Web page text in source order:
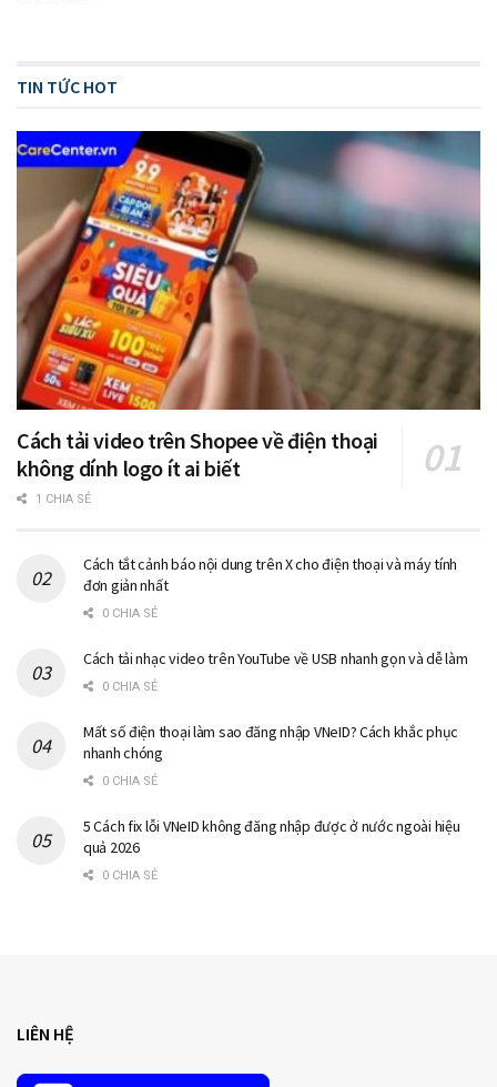
TIN TỨC HOT
Cách tải video trên Shopee về điện thoại
không dính logo ít ai biết
1 CHIA SẺ
Cách tắt cảnh báo nội dung trên X cho điện thoại và máy tính
đơn giản nhất
0 CHIA SẺ
Cách tải nhạc video trên YouTube về USB nhanh gọn và dễ làm
0 CHIA SẺ
Mất số điện thoại làm sao đăng nhập VNeID? Cách khắc phục
nhanh chóng
0 CHIA SẺ
5 Cách fix lỗi VNeID không đăng nhập được ở nước ngoài hiệu
quả 2026
0 CHIA SẺ
LIÊN HỆ